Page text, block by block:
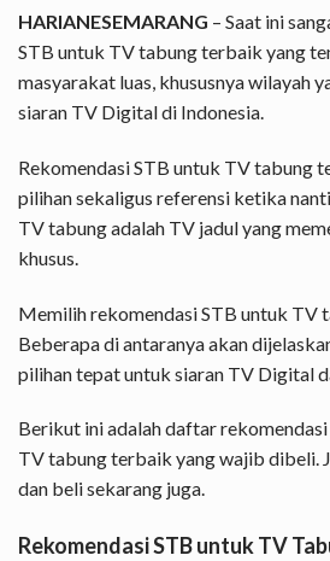
HARIANESEMARANG – Saat ini
STB untuk TV tabung terbaik yang
masyarakat luas, khususnya wilayah
siaran TV Digital di Indonesia.
Rekomendasi STB untuk TV tabung
pilihan sekaligus referensi ketika
TV tabung adalah TV jadul yang
khusus.
Memilih rekomendasi STB untuk TV
Beberapa di antaranya akan
pilihan tepat untuk siaran TV Digital
Berikut ini adalah daftar
TV tabung terbaik yang wajib dibeli.
dan beli sekarang juga.
Rekomendasi STB untuk TV